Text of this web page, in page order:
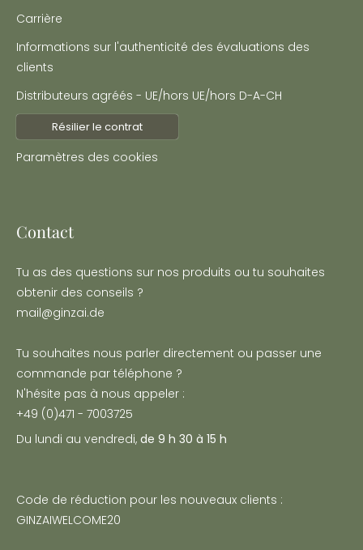
Contact
Tu as des questions sur nos produits ou tu souhaites
obtenir des conseils ?
mail@ginzai.de
Tu souhaites nous parler directement ou passer une
commande par téléphone ?
N'hésite pas à nous appeler :
+49 (0)471 - 7003725
Du lundi au vendredi, de 9 h 30 à 15 h
Code de réduction pour les nouveaux clients :
GINZAIWELCOME20
Carrière
Informations sur l'authenticité des évaluations des
clients
Distributeurs agréés - UE/hors UE/hors D-A-CH
Résilier le contrat
Paramètres des cookies